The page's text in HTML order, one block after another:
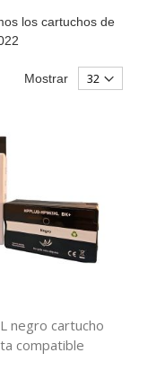
los cartuchos de
Mostrar
negro cartucho
compatible